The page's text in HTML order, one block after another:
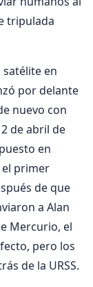
tripulada
en
por delante
nuevo con
de abril de
en
el primer
de que
a Alan
Mercurio, el
pero los
de la URSS.